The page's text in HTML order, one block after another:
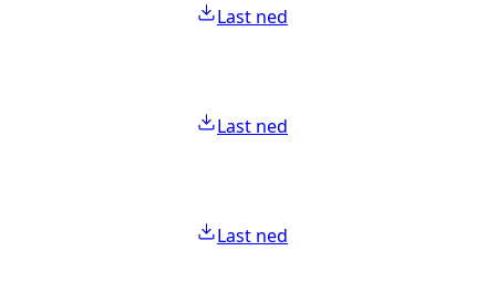
Last ned
Last ned
Last ned